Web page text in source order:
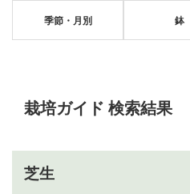
季節・月別 鉢
栽培ガイド 検索結果
芝生